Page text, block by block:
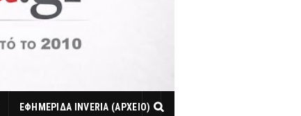
ΕΦΗΜΕΡΙΔΑ INVERIA (ΑΡΧΕΙΟ)